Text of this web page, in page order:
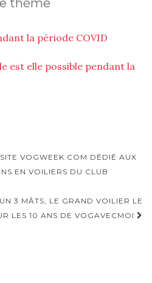
la période COVID
est elle possible pendant la
VOGWEEK.COM DÉDIÉ AUX
EN VOILIERS DU CLUB
3 MÂTS, LE GRAND VOILIER LE
LES 10 ANS DE VOGAVECMOI